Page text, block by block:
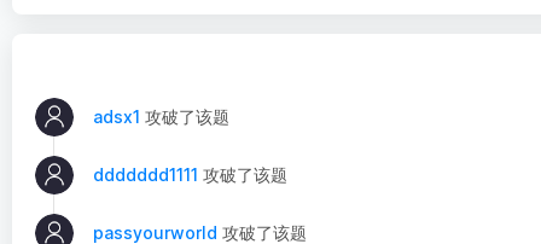
adsx1 攻破了该题
ddddddd1111 攻破了该题
passyourworld 攻破了该题